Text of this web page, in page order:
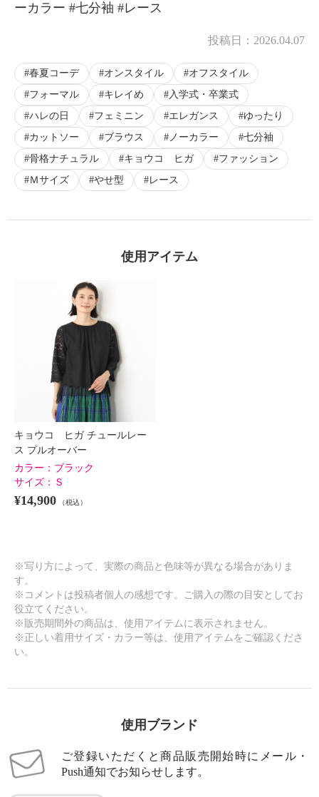
ーカラー #七分袖 #レース
投稿日： 2026.04.07
春夏コーデ オンスタイル
オフスタイル
フォーマル
キレイめ
入学式・卒業式
ハレの日
フェミニン エレガンス
ゆったり
カットソー
ブラウス ノーカラー
七分袖
骨格ナチュラル
キョウコ ヒガ
ファッション
Ｍサイズ
やせ型 レース
使用アイテム
キョウコ ヒガ チュールレー
ス プルオーバー
カラー： ブラック
サイズ： Ｓ
¥14,900 （税込）
※写り方によって、実際の商品と色味等が異なる場合がありま
す。
※コメントは投稿者個人の感想です。ご購入の際の目安としてお
役立てください。
※販売期間外の商品は、使用アイテムに表示されません。
※正しい着用サイズ・カラー等は、使用アイテムをご確認くださ
い。
使用ブランド
ご登録いただくと商品販売開始時にメール・
Push通知でお知らせします。